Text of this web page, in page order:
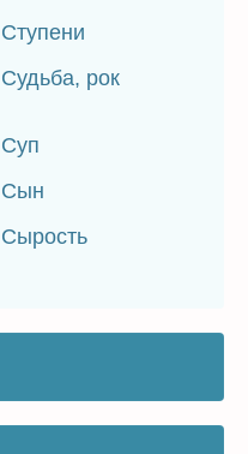
Ступени
Судьба, рок
Суп
Сын
Сырость